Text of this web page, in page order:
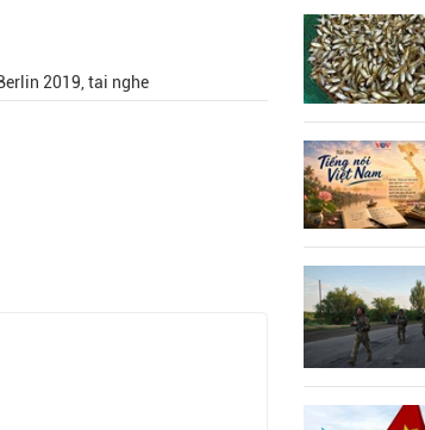
2019, tai nghe